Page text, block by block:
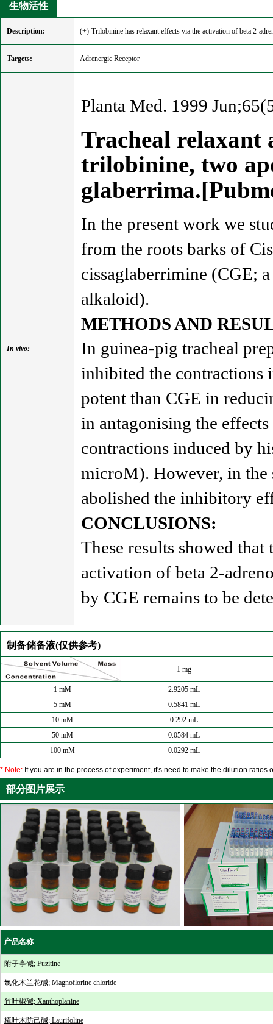
生物活性
Description: (+)-Trilobinine has relaxant effects via the activation of beta 2-
Targets: Adrenergic Receptor
In vivo:
Planta Med. 1999
Tracheal relaxant
trilobinine, two
In the present work we
from the roots barks of
cissaglaberrimine (CGE;
alkaloid).
METHODS AND
In guinea-pig tracheal
inhibited the contractions
potent than CGE in
in antagonising the
contractions induced by
microM). However, in the
abolished the inhibitory
CONCLUSIONS:
These results showed
activation of beta 2-
by CGE remains to be
制备储备液(仅供参考)
1 mg
1 mM
2.9205 mL
5 mM
0.5841 mL
10 mM
0.292 mL
50 mM
0.0584 mL
100 mM
0.0292 mL
* Note: If you are in the process of experiment, it's need to make the dilution
部分图片展示
产品名称
附子亭碱; Fuzitine
氯化木兰花碱; Magnoflorine chloride
竹叶椒碱; Xanthoplanine
樟叶木防己碱; Laurifoline